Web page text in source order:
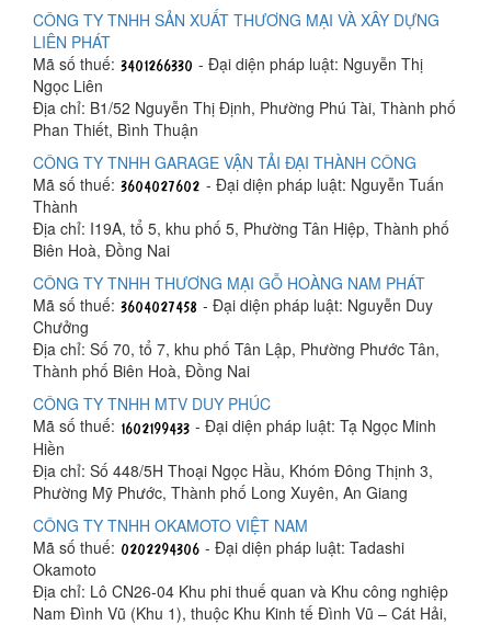
CÔNG TY TNHH SẢN XUẤT THƯƠNG MẠI VÀ XÂY DỰNG
LIÊN PHÁT
Mã số thuế:
- Đại diện pháp luật: Nguyễn Thị
Ngọc Liên
Địa chỉ: B1/52 Nguyễn Thị Định, Phường Phú Tài, Thành phố
Phan Thiết, Bình Thuận
CÔNG TY TNHH GARAGE VẬN TẢI ĐẠI THÀNH CÔNG
Mã số thuế:
- Đại diện pháp luật: Nguyễn Tuấn
Thành
Địa chỉ: I19A, tổ 5, khu phố 5, Phường Tân Hiệp, Thành phố
Biên Hoà, Đồng Nai
CÔNG TY TNHH THƯƠNG MẠI GỖ HOÀNG NAM PHÁT
Mã số thuế:
- Đại diện pháp luật: Nguyễn Duy
Chưởng
Địa chỉ: Số 70, tổ 7, khu phố Tân Lập, Phường Phước Tân,
Thành phố Biên Hoà, Đồng Nai
CÔNG TY TNHH MTV DUY PHÚC
Mã số thuế:
- Đại diện pháp luật: Tạ Ngọc Minh
Hiền
Địa chỉ: Số 448/5H Thoại Ngọc Hầu, Khóm Đông Thịnh 3,
Phường Mỹ Phước, Thành phố Long Xuyên, An Giang
CÔNG TY TNHH OKAMOTO VIỆT NAM
Mã số thuế:
- Đại diện pháp luật: Tadashi
Okamoto
Địa chỉ: Lô CN26-04 Khu phi thuế quan và Khu công nghiệp
Nam Đình Vũ (Khu 1), thuộc Khu Kinh tế Đình Vũ – Cát Hải,